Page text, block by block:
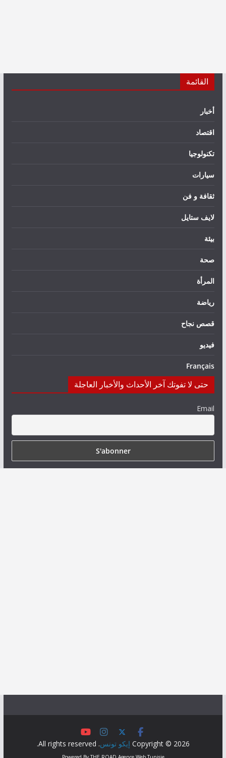
القائمة
أخبار
اقتصاد
تكنولوجيا
سيارات
ثقافة و فن
لايف ستايل
بيئة
صحة
المرأة
رياضة
قصص نجاح
فيديو
Français
حتى لا تفوتك آخر الأحداث والأخبار العاجلة
Email
Copyright © 2026 إيكو تونس. All rights reserved.